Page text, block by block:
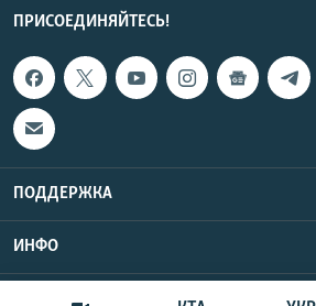
ПРИСОЕДИНЯЙТЕСЬ!
ПОДДЕРЖКА
ИНФО